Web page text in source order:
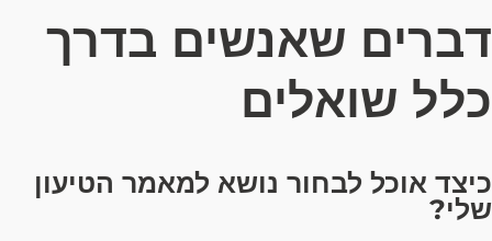
דברים שאנשים בדרך
כלל שואלים
כיצד אוכל לבחור נושא למאמר הטיעון
שלי?